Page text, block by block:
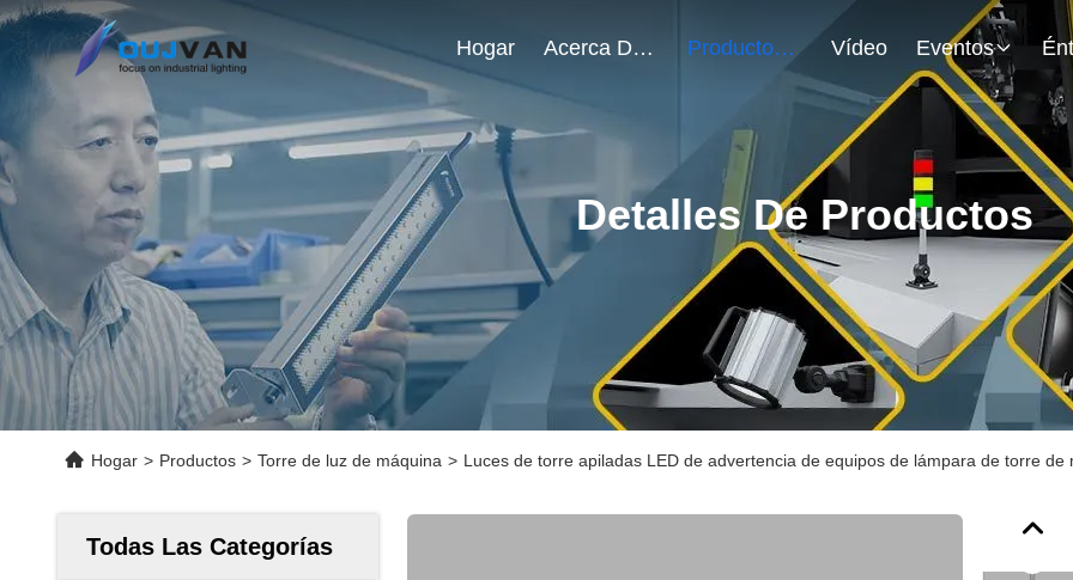
Hogar Acerca De Nosotros Productos Vídeo Eventos
Detalles De Productos
Hogar > Productos > Torre de luz de máquina > Luces de torre apiladas LED de advertencia de equipos de lámpara de torre de
Todas Las Categorías